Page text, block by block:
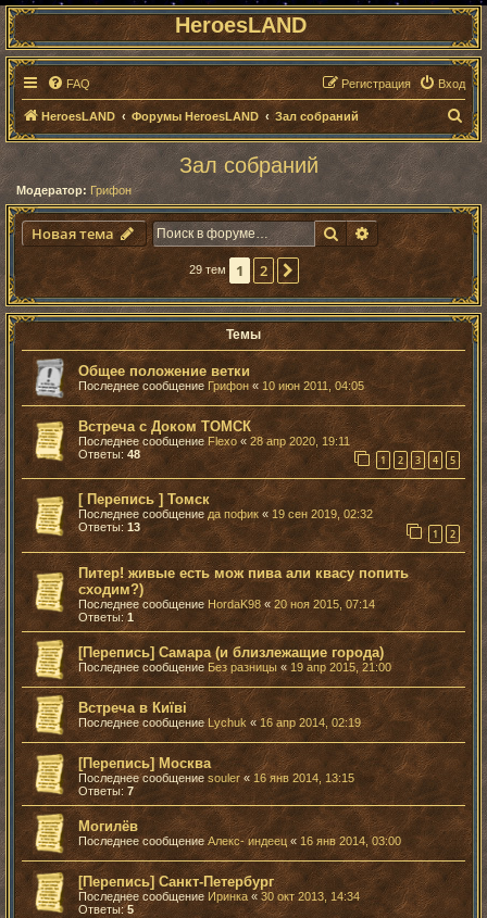
HeroesLAND
FAQ Вход
Регистрация
HeroesLAND Форумы HeroesLAND Зал собраний
П
о
с
к
Зал собраний
Модератор: Грифон
Новая тема ПоискРасширенный
29 тем 1 2 След.
Темы
Общее положение ветки
Последнее сообщение Грифон« 10 июн 2011, 04:05
Встреча с Доком ТОМСК
Последнее сообщениеFlexo «28 апр 2020, 19:11
Ответы: 48 1 2 3 4 5
[ Перепись ] Томск
Последнее сообщение да пофик « 19 сен 2019, 02:32
Ответы: 13 1 2
Питер! живые есть мож пива али квасу попить
сходим?)
Последнее сообщение HordaK98 « 20 ноя 2015, 07:14
Ответы:1
[Перепись] Самара (и близлежащие города)
Последнее сообщение Без разницы « 19 апр 2015, 21:00
Встреча в Київі
Последнее сообщениеLychuk «16 апр 2014, 02:19
[Перепись] Москва
Последнее сообщение souler «16 янв 2014, 13:15
Ответы: 7
Могилёв
Последнее сообщение Алекс- индеец « 16 янв 2014, 03:00
[Перепись] Санкт-Петербург
Последнее сообщение Иринка «30 окт 2013, 14:34
Ответы:5